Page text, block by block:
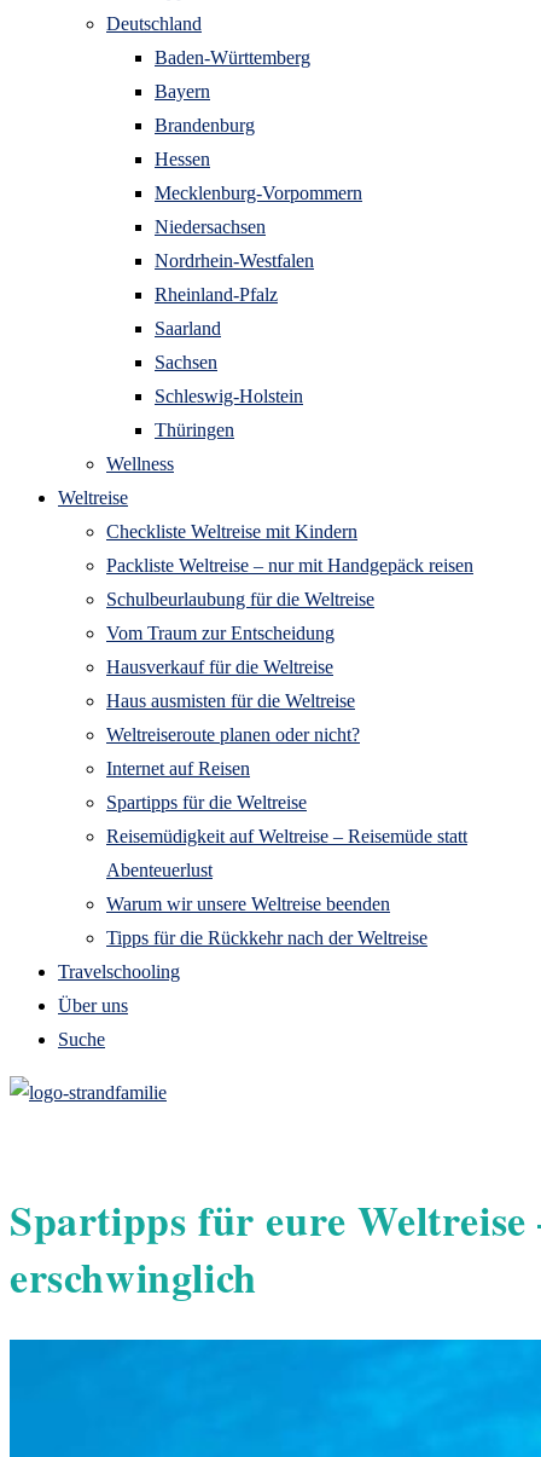
Deutschland
Baden-Württemberg
Bayern
Brandenburg
Hessen
Mecklenburg-Vorpommern
Niedersachsen
Nordrhein-Westfalen
Rheinland-Pfalz
Saarland
Sachsen
Schleswig-Holstein
Thüringen
Wellness
Weltreise
Checkliste Weltreise mit Kindern
Packliste Weltreise – nur mit Handgepäck reisen
Schulbeurlaubung für die Weltreise
Vom Traum zur Entscheidung
Hausverkauf für die Weltreise
Haus ausmisten für die Weltreise
Weltreiseroute planen oder nicht?
Internet auf Reisen
Spartipps für die Weltreise
Reisemüdigkeit auf Weltreise – Reisemüde statt
Abenteuerlust
Warum wir unsere Weltreise beenden
Tipps für die Rückkehr nach der Weltreise
Travelschooling
Über uns
Suche
Spartipps für eure
erschwinglich